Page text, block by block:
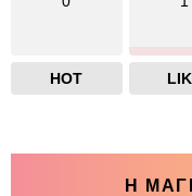
HOT
Η